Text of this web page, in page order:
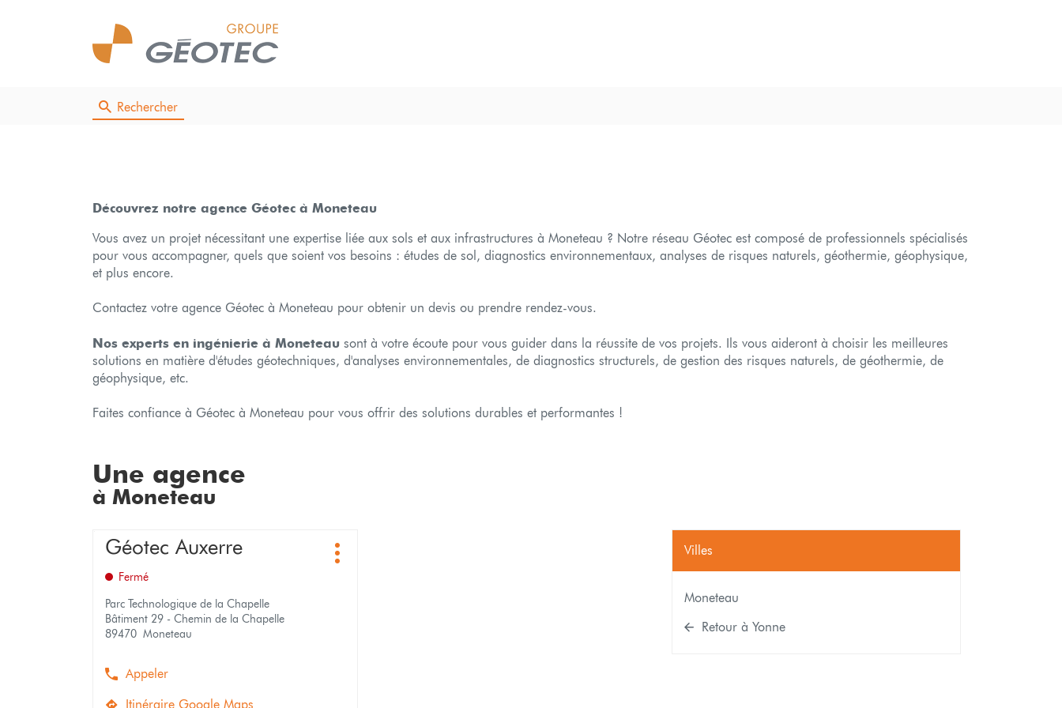
Rechercher
Découvrez notre agence Géotec à Moneteau
Vous avez un projet nécessitant une expertise liée aux sols et aux infrastructures à Moneteau ? Notre réseau Géotec est composé de professionnels spécialisés
pour vous accompagner, quels que soient vos besoins : études de sol, diagnostics environnementaux, analyses de risques naturels, géothermie, géophysique,
et plus encore.
Contactez votre agence Géotec à Moneteau pour obtenir un devis ou prendre rendez-vous.
Nos experts en ingénierie à Moneteau sont à votre écoute pour vous guider dans la réussite de vos projets. Ils vous aideront à choisir les meilleures
solutions en matière d'études géotechniques, d'analyses environnementales, de diagnostics structurels, de gestion des risques naturels, de géothermie, de
géophysique, etc.
Faites confiance à Géotec à Moneteau pour vous offrir des solutions durables et performantes !
Une agence
à Moneteau
Villes
Moneteau
Retour à Yonne
Appuyer
sur
touche
ENTRÉE
pour
obtenir
amples
Point
vente
Géotec Auxerre
Fermé
Parc Technologique de la Chapelle
Bâtiment 29 - Chemin de la Chapelle
89470 Moneteau
Appeler
Afficher
Itinéraire Google Maps
Plus